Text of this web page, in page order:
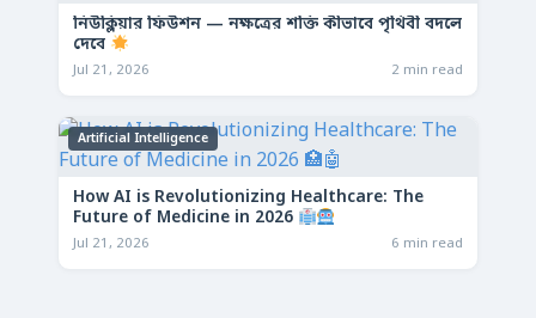
নিউক্লিয়ার ফিউশন — নক্ষত্রের শক্তি কীভাবে পৃথিবী বদলে
দেবে
Jul 21, 2026 2 min read
Artificial Intelligence
How AI is Revolutionizing Healthcare: The
Future of Medicine in 2026
Jul 21, 2026 6 min read